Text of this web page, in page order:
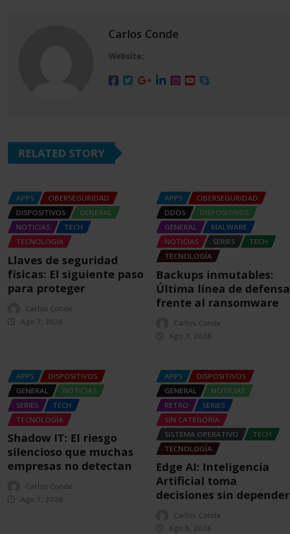
Carlos Conde
Website:
RELATED STORY
APPS
CIBERSEGURIDAD
DISPOSITIVOS
GENERAL
NOTICIAS
TECH
TECNOLOGÍA
Llaves de seguridad
físicas: El siguiente paso
para proteger
Carlos Conde
Ago 7, 2026
APPS
CIBERSEGURIDAD
DDOS
DISPOSITIVOS
GENERAL
MALWARE
NOTICIAS
SERIES
TECH
TECNOLOGÍA
Backups inmutables:
Última línea de defensa
frente al ransomware
Carlos Conde
Ago 7, 2026
APPS
DISPOSITIVOS
GENERAL
NOTICIAS
SERIES
TECH
TECNOLOGÍA
Shadow IT: El riesgo
silencioso que muchas
empresas no detectan
Carlos Conde
Ago 7, 2026
APPS
DISPOSITIVOS
GENERAL
NOTICIAS
RETRO
SERIES
SIN CATEGORÍA
SISTEMA OPERATIVO
TECH
TECNOLOGÍA
Edge AI: Inteligencia
Artificial toma
decisiones sin depender
Carlos Conde
Ago 6, 2026